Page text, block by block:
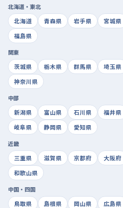
北海道・東北
北海道
青森県 岩手県 宮城県
福島県
関東
茨城県
栃木県 群馬県 埼玉県
神奈川県
中部
新潟県
富山県 石川県 福井県
岐阜県
静岡県 愛知県
近畿
三重県
滋賀県 京都府 大阪府
和歌山県
中国・四国
鳥取県
島根県 岡山県 広島県